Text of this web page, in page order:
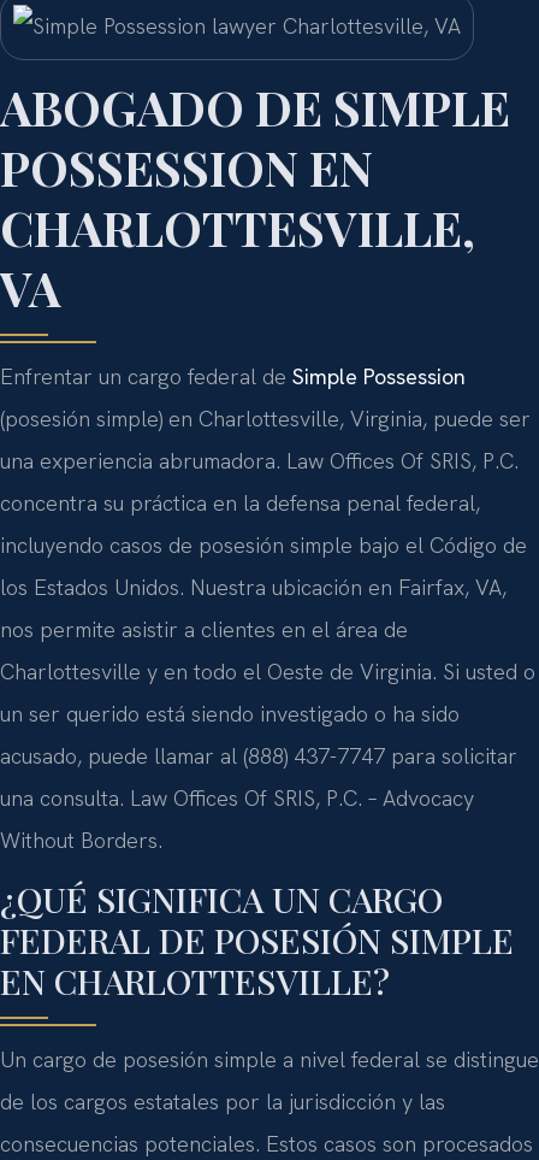
ABOGADO DE SIMPLE
POSSESSION EN
CHARLOTTESVILLE,
VA
Enfrentar un cargo federal de Simple Possession
(posesión simple) en Charlottesville, Virginia, puede ser
una experiencia abrumadora. Law Offices Of SRIS, P.C.
concentra su práctica en la defensa penal federal,
incluyendo casos de posesión simple bajo el Código de
los Estados Unidos. Nuestra ubicación en Fairfax, VA,
nos permite asistir a clientes en el área de
Charlottesville y en todo el Oeste de Virginia. Si usted o
un ser querido está siendo investigado o ha sido
acusado, puede llamar al (888) 437-7747 para solicitar
una consulta. Law Offices Of SRIS, P.C. – Advocacy
Without Borders.
¿QUÉ SIGNIFICA UN CARGO
FEDERAL DE POSESIÓN SIMPLE
EN CHARLOTTESVILLE?
Un cargo de posesión simple a nivel federal se distingue
de los cargos estatales por la jurisdicción y las
consecuencias potenciales. Estos casos son procesados